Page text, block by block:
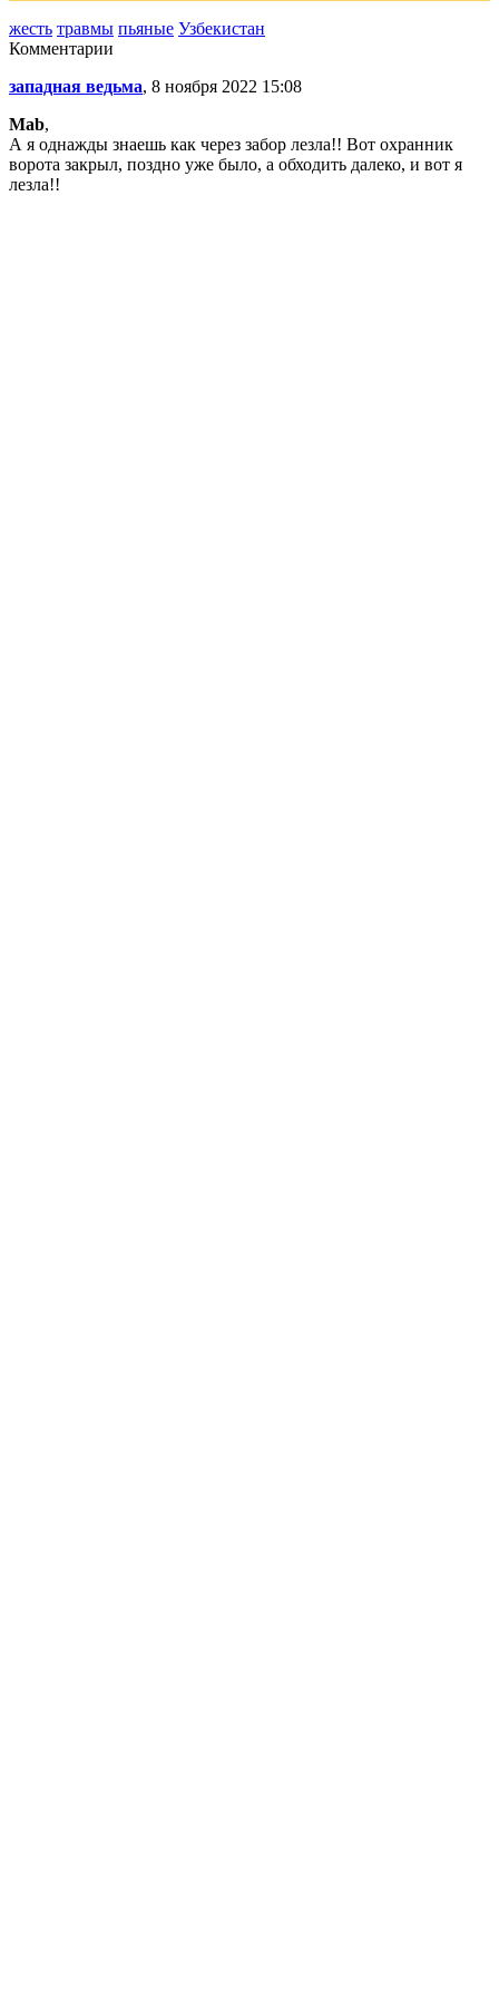
жесть травмы пьяные Узбекистан
Комментарии
западная ведьма, 8 ноября 2022 15:08
Mab,
А я однажды знаешь как через забор лезла!! Вот охранник
ворота закрыл, поздно уже было, а обходить далеко, и вот я
лезла!!